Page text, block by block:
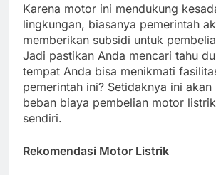
Karena motor ini mendukung
lingkungan, biasanya pemerintah
memberikan subsidi untuk
Jadi pastikan Anda mencari tahu
tempat Anda bisa menikmati
pemerintah ini? Setidaknya ini akan
beban biaya pembelian motor
sendiri.
Rekomendasi Motor Listrik